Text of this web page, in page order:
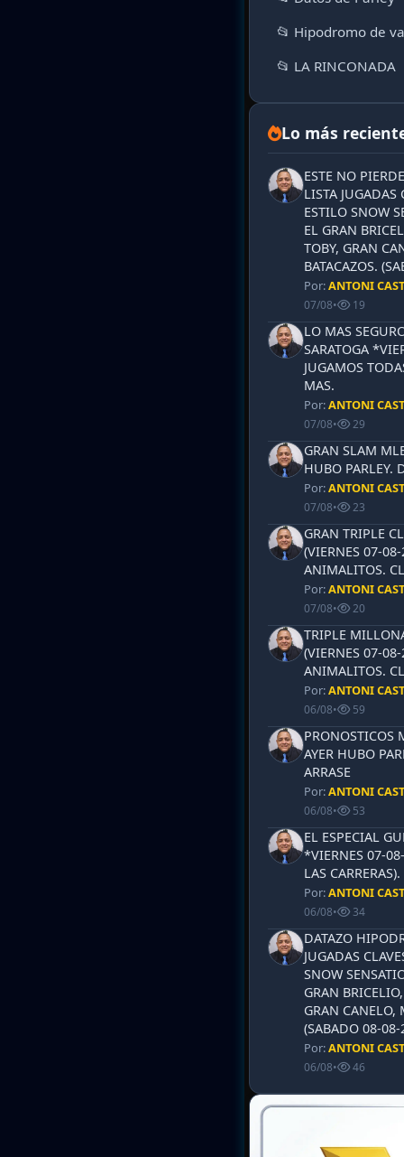
📂 Hipodromo de
📂 LA RINCONADA
Lo más
ESTE NO
LISTA JUGADAS
ESTILO SNOW
EL GRAN
TOBY, GRAN
BATACAZOS.
Por:ANTONI
07/08• 19
LO MAS
SARATOGA
JUGAMOS
MAS.
Por:ANTONI
07/08• 29
GRAN SLAM
HUBO PARLEY.
Por:ANTONI
07/08• 23
GRAN TRIPLE
(VIERNES 07-
ANIMALITOS.
Por:ANTONI
07/08• 20
TRIPLE
(VIERNES 07-
ANIMALITOS.
Por:ANTONI
06/08• 59
PRONOSTICOS
AYER HUBO
ARRASE
Por:ANTONI
06/08• 53
EL ESPECIAL
*VIERNES 07-
LAS
Por:ANTONI
06/08• 34
DATAZO
JUGADAS
SNOW
GRAN
GRAN CANELO,
(SABADO 08-
Por:ANTONI
06/08• 46